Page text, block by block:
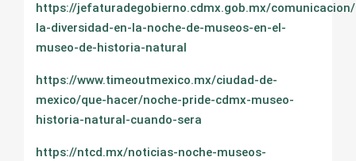
https://jefaturadegobierno.cdmx.gob.mx/
la-diversidad-en-la-noche-de-museos-en-el-
museo-de-historia-natural
https://www.timeoutmexico.mx/ciudad-de-
mexico/que-hacer/noche-pride-cdmx-museo-
historia-natural-cuando-sera
https://ntcd.mx/noticias-noche-museos-